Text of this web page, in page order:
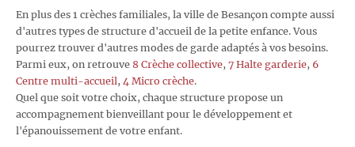
En plus des 1 crèches familiales, la ville de Besançon compte aussi
d'autres types de structure d'accueil de la petite enfance. Vous
pourrez trouver d'autres modes de garde adaptés à vos besoins.
Parmi eux, on retrouve 8 Crèche collective, 7 Halte garderie, 6
Centre multi-accueil, 4 Micro crèche.
Quel que soit votre choix, chaque structure propose un
accompagnement bienveillant pour le développement et
l'épanouissement de votre enfant.